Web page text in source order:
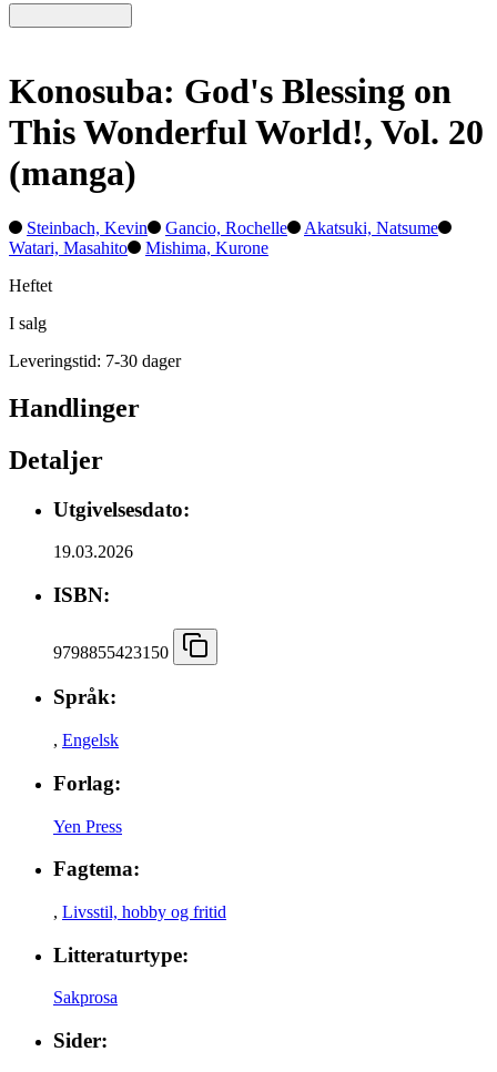
Konosuba: God's Blessing on
This Wonderful World!, Vol. 20
(manga)
Steinbach, Kevin Gancio, Rochelle
Akatsuki, Natsume
Watari, Masahito
Mishima, Kurone
Heftet
I salg
Leveringstid: 7-30 dager
Handlinger
Detaljer
Utgivelsesdato:
19.03.2026
ISBN:
9798855423150
Språk:
, Engelsk
Forlag:
Yen Press
Fagtema:
, Livsstil, hobby og fritid
Litteraturtype:
Sakprosa
Sider: